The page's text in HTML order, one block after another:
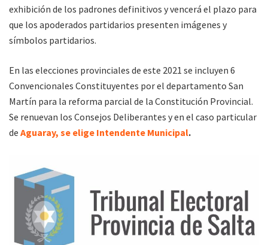
exhibición de los padrones definitivos y vencerá el plazo para
que los apoderados partidarios presenten imágenes y
símbolos partidarios.
En las elecciones provinciales de este 2021 se incluyen 6
Convencionales Constituyentes por el departamento San
Martín para la reforma parcial de la Constitución Provincial.
Se renuevan los Consejos Deliberantes y en el caso particular
de Aguaray, se elige Intendente Municipal.